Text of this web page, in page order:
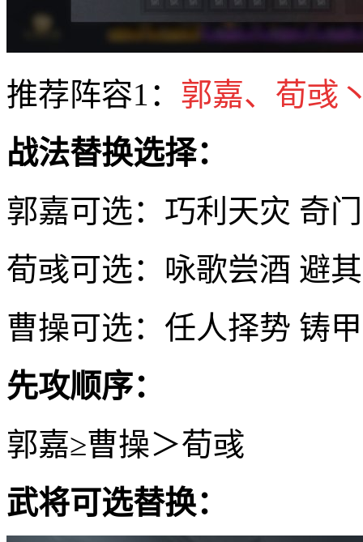
推荐阵容1： 郭嘉、荀彧
战法替换选择：
郭嘉可选：巧利天灾 奇
荀彧可选：咏歌尝酒 避
曹操可选：任人择势 铸
先攻顺序：
郭嘉≥曹操＞荀彧
武将可选替换：